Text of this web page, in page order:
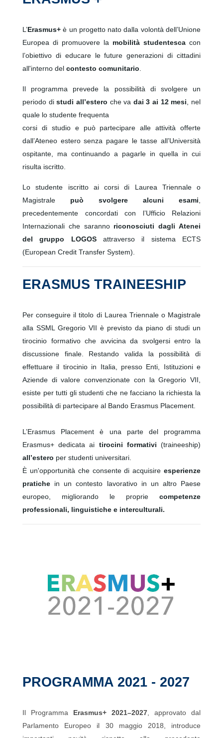
L’Erasmus+è un progetto nato dalla volontà dell’Unione
Europea di promuovere la mobilità studentesca con
l’obiettivo di educare le future generazioni di cittadini
all'interno del contesto comunitario
Il programma prevede la possibilità di svolgere un
periodo distudi all’estero che va dai 3 ai 12 mesi , nel
quale lo studente frequenta
corsi di studio e può partecipare alle attività offerte
dall’Ateneo estero senza pagare le tasse all’Università
ospitante, ma continuando a pagarle in quella in cui
risulta iscritto.
Lo studente iscritto ai corsi di Laurea Triennale o
Magistrale può svolgere alcuni esami
precedentemente concordati con l’Ufficio Relazioni
Internazionali che saranno riconosciuti dagli Atenei
del gruppo LOGOS attraverso il sistema ECTS
(European Credit Transfer System).
ERASMUS TRAINEESHIP
Per conseguire il titolo di Laurea Triennale o Magistrale
alla SSML Gregorio VII è previsto da piano di studi un
tirocinio formativo che avvicina da svolgersi entro la
discussione finale. Restando valida la possibilità di
effettuare il tirocinio in Italia, presso Enti, Istituzioni e
Aziende di valore convenzionate con la Gregorio VII,
esiste per tutti gli studenti che ne facciano la richiesta la
possibilità di partecipare al Bando Erasmus Placement.
L’Erasmus Placement è una parte del programma
Erasmus+ dedicata ai tirocini formativi(traineeship)
all’estero per studenti universitari.
È un'opportunità che consente di acquisire esperienze
pratiche in un contesto lavorativo in un altro Paese
europeo, migliorando le proprie competenze
professionali, linguistiche e interculturali.
PROGRAMMA 2021 - 2027
Il Programma Erasmus+ 2021–2027, approvato dal
Parlamento Europeo il 30 maggio 2018, introduce